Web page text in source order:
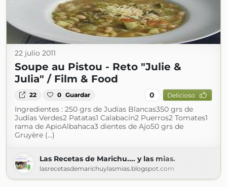
22 julio 2011
Soupe au Pistou - Reto "Julie &
Julia" / Film & Food
22 0 Guardar 0 Delicioso
Ingredientes : 250 grs de Judías Blancas350 grs de
Judías Verdes2 Patatas1 Calabacín2 Puerros2 Tomates1
rama de ApioAlbahaca3 dientes de Ajo50 grs de
Gruyère (...)
Las Recetas de Marichu.... y las mias.
lasrecetasdemarichuylasmias.blogspot.com